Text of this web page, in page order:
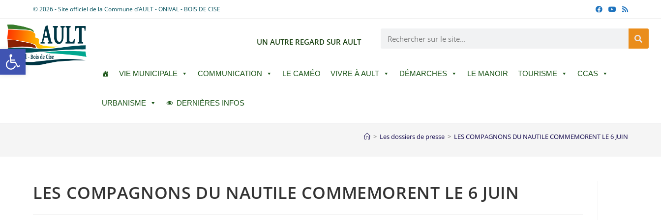
Ouvrir la barre d’outils
© 2026 - Site officiel de la Commune d’AULT - ONIVAL - BOIS DE CISE
UN AUTRE REGARD SUR AULT
VIE MUNICIPALE COMMUNICATION LE CAMÉO VIVRE À AULT DÉMARCHES LE MANOIR TOURISME CCAS
URBANISME DERNIÈRES INFOS
> Les dossiers de presse > LES COMPAGNONS DU NAUTILE COMMEMORENT LE 6 JUIN
LES COMPAGNONS DU NAUTILE COMMEMORENT LE 6 JUIN